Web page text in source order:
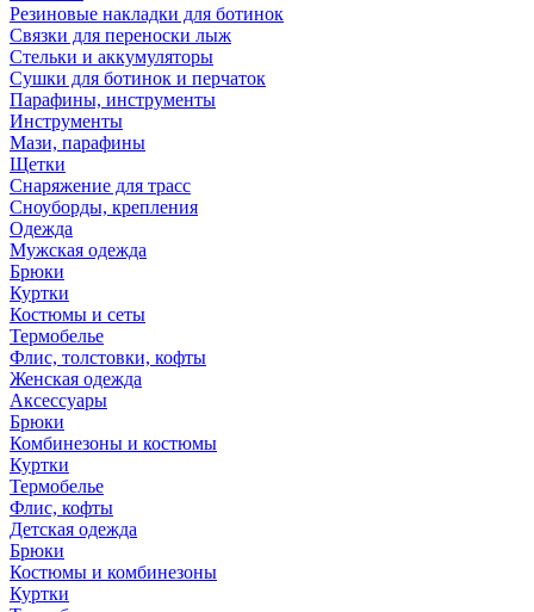
Резиновые накладки для ботинок
Связки для переноски лыж
Стельки и аккумуляторы
Сушки для ботинок и перчаток
Парафины, инструменты
Инструменты
Мази, парафины
Щетки
Снаряжение для трасс
Сноуборды, крепления
Одежда
Мужская одежда
Брюки
Куртки
Костюмы и сеты
Термобелье
Флис, толстовки, кофты
Женская одежда
Аксессуары
Брюки
Комбинезоны и костюмы
Куртки
Термобелье
Флис, кофты
Детская одежда
Брюки
Костюмы и комбинезоны
Куртки